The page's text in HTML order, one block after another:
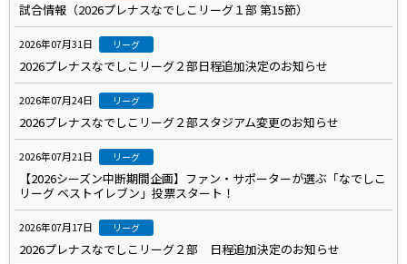
試合情報（2026プレナスなでしこリーグ１部 第15節）
2026年07月31日 リーグ
2026プレナスなでしこリーグ２部日程追加決定のお知らせ
2026年07月24日 リーグ
2026プレナスなでしこリーグ２部スタジアム変更のお知らせ
2026年07月21日 リーグ
【2026シーズン中断期間企画】ファン・サポーターが選ぶ「なでしこ
リーグ ベストイレブン」投票スタート！
2026年07月17日 リーグ
2026プレナスなでしこリーグ２部 日程追加決定のお知らせ